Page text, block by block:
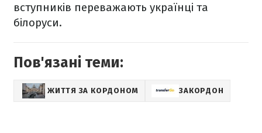
вступників переважають українці та
білоруси.
Пов'язані теми:
ЖИТТЯ ЗА КОРДОНОМ ЗАКОРДОН